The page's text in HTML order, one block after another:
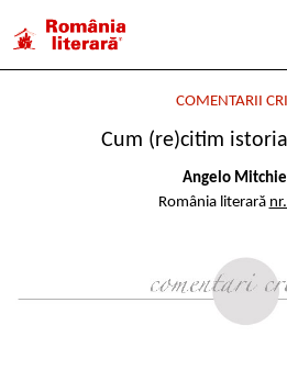
COMENTARII
Cum (re)citim
Angelo
România literară